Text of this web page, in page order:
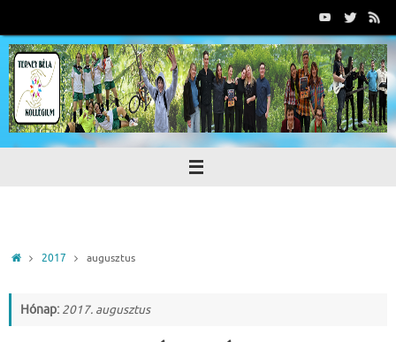
tartalomra
Home2017 augusztus
Hónap: 2017. augusztus